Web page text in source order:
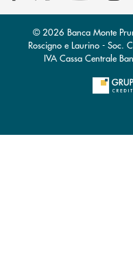
© 2026 Banca Monte
Roscigno e Laurino - Soc.
IVA Cassa Centrale